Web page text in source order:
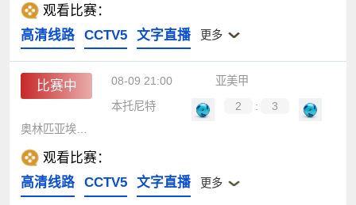
观看比赛：
高清线路
CCTV5 文字直播 更多
比赛中 08-09 21:00
亚美甲
本托尼特
2 :
3
观看比赛：
高清线路
CCTV5 文字直播 更多